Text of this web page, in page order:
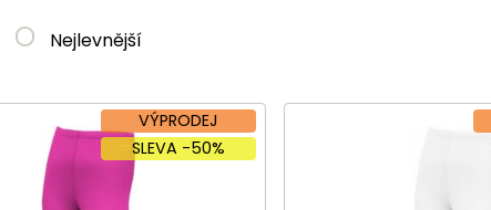
Nejlevnější
VÝPRODEJ
SLEVA -50%